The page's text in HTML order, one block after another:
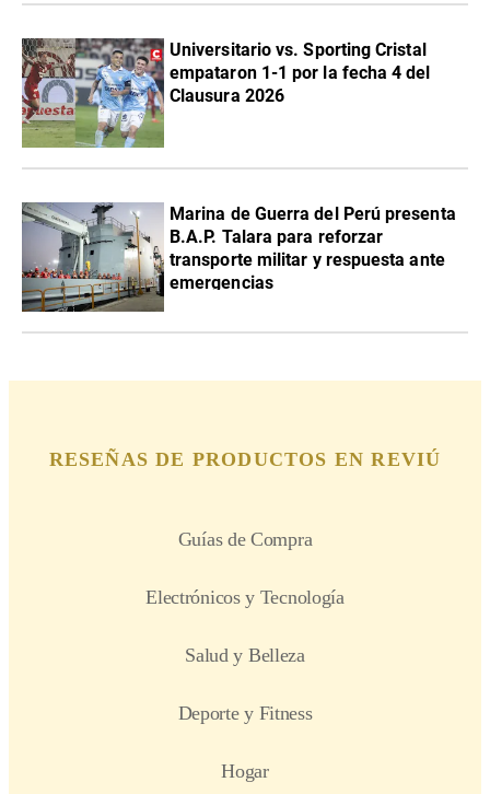
Universitario vs. Sporting Cristal
empataron 1-1 por la fecha 4 del
Clausura 2026
Marina de Guerra del Perú presenta
B.A.P. Talara para reforzar
transporte militar y respuesta ante
emergencias